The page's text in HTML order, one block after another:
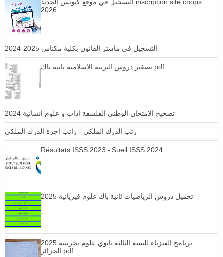
التسجيل في موقع كنوبس الجديد inscription site cnops
2026
التسجيل في ماستر القانون بكلية مكناس 2025-2024
تصغير دروس التربية الإسلامية ثانية باك pdf
تصحيح الامتحان الوطني الفلسفة اداب و علوم انسانية 2024
رتب الدرك الملكي - راتب اجرة الدرك الملكي
Résultats ISSS 2023 - Sueil ISSS 2024
تحميل دروس الرياضيات ثانية باك علوم فيزيائية 2025
برنامج الفيزياء للسنة الثالثة ثانوي علوم تجريبية 2025
الجزائر pdf